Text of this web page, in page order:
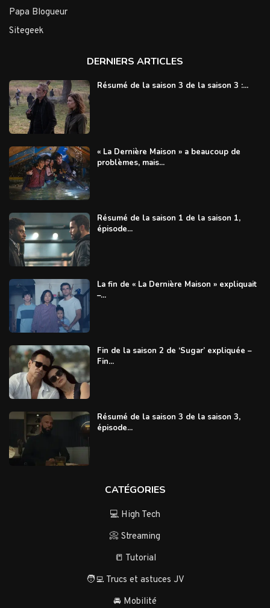
Papa Blogueur
Sitegeek
DERNIERS ARTICLES
Résumé de la saison 3 de la saison 3 :...
« La Dernière Maison » a beaucoup de
problèmes, mais...
Résumé de la saison 1 de la saison 1,
épisode...
La fin de « La Dernière Maison » expliquait
–...
Fin de la saison 2 de ‘Sugar’ expliquée –
Fin...
Résumé de la saison 3 de la saison 3,
épisode...
CATÉGORIES
💻 High Tech
📀 Streaming
📒 Tutorial
🧑‍💻 Trucs et astuces JV
🚘 Mobilité